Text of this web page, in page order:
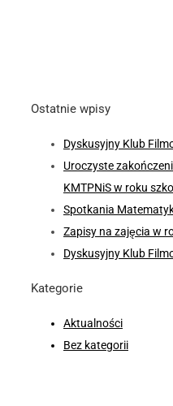
Ostatnie wpisy
Dyskusyjny Klub
Uroczyste
KMTPNiS w roku
Spotkania
Zapisy na zajęcia w
Dyskusyjny Klub
Kategorie
Aktualności
Bez kategorii